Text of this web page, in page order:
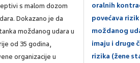
oralnih
povećava
moždanog
imaju i druge
rizika (žene
s malom dozom
Dokazano je da
moždanog udara u
od 35 godina,
organizacije u